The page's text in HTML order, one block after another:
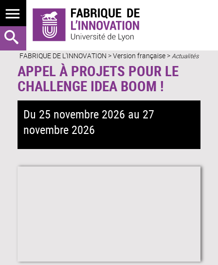
FABRIQUE DE L'INNOVATION >Version française>Actualités
APPEL À PROJETS POUR LE
CHALLENGE IDEA BOOM !
Du 25 novembre 2026 au 27
novembre 2026